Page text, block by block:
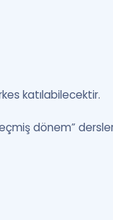
katılabilecektir.
dönem”